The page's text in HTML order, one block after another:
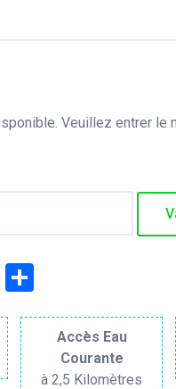
Copy
Accès Eau
Courante
à 2,5 Kilomètres